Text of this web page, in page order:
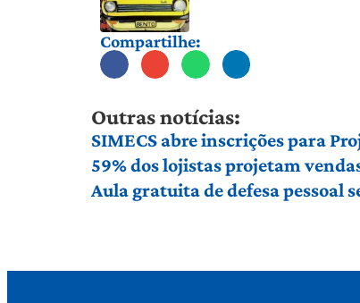
Compartilhe:
Outras notícias:
SIMECS abre inscrições para
59% dos lojistas projetam
Aula gratuita de defesa pessoal